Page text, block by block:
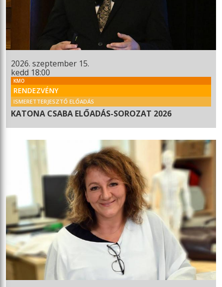
2026. szeptember 15.
kedd 18:00
KMO
RENDEZVÉNY
ISMERETTERJESZTŐ ELŐADÁS
KATONA CSABA ELŐADÁS-SOROZAT 2026